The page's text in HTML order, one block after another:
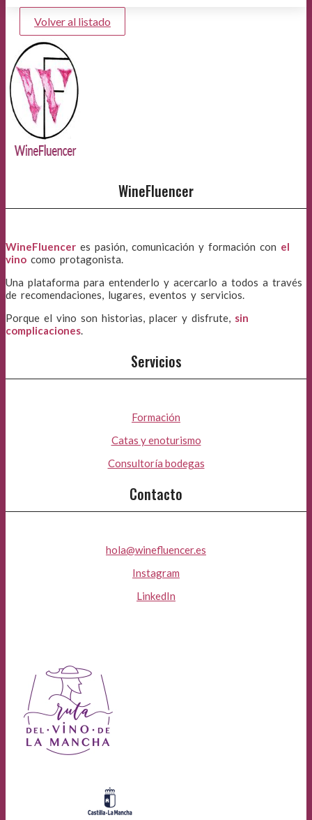
Volver al listado
WineFluencer
WineFluencer es pasión, comunicación y formación con el
vino como protagonista.
Una plataforma para entenderlo y acercarlo a todos a través
de recomendaciones, lugares, eventos y servicios.
Porque el vino son historias, placer y disfrute, sin
complicaciones.
Servicios
Formación
Catas y enoturismo
Consultoría bodegas
Contacto
hola@winefluencer.es
Instagram
LinkedIn